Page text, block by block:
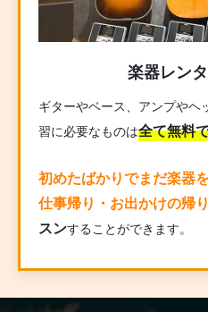
楽器レン
ギターやベース、アンプやヘ
習に必要なものは全て無料
初めたばかりでまだ楽器
仕事帰り・お出かけの帰り
スンすることができます。